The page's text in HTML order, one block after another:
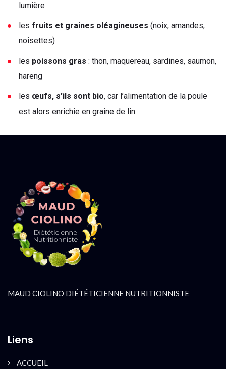
lumière
les fruits et graines oléagineuses (noix, amandes,
noisettes)
les poissons gras : thon, maquereau, sardines, saumon,
hareng
les œufs, s’ils sont bio, car l’alimentation de la poule
est alors enrichie en graine de lin.
MAUD CIOLINO DIÉTÉTICIENNE NUTRITIONNISTE
Liens
ACCUEIL